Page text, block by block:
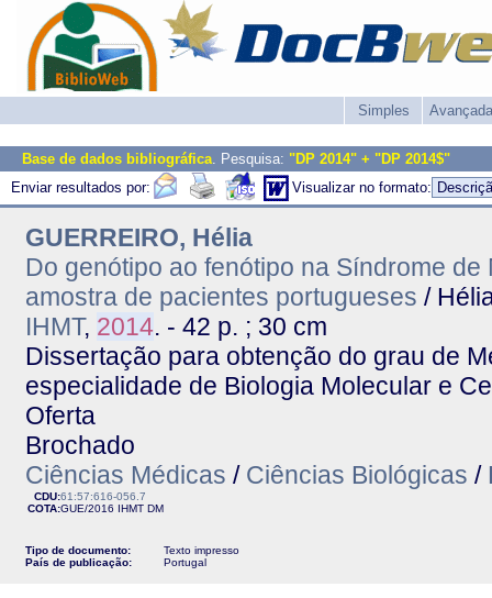
Simples Avançada
Base de dados bibliográfica. Pesquisa: "DP 2014" + "DP 2014$"
Enviar resultados por:
Visualizar no formato:
GUERREIRO, Hélia
Do genótipo ao fenótipo na Síndrome
amostra de pacientes portugueses /
IHMT, 2014. - 42 p. ; 30 cm
Dissertação para obtenção do grau de
especialidade de Biologia Molecular e
Oferta
Brochado
Ciências Médicas / Ciências Biológicas /
CDU:61:57:616-056.7
COTA:GUE/2016 IHMT DM
Tipo de documento:
Texto impresso
País de publicação:
Portugal